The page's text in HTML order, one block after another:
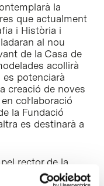
la
que actualment
i Història i
al nou
de la Casa de
acollirà
es potenciarà
creació de noves
col·laboració
la Fundació
es destinarà a
rector de la
del Parc